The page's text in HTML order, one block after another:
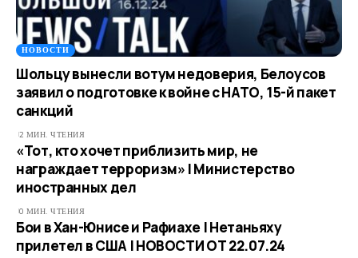
НОВОСТИ
Шольцу вынесли вотум недоверия, Белоусов
заявил о подготовке к войне с НАТО, 15-й пакет
санкций
2 МИН. ЧТЕНИЯ
«Тот, кто хочет приблизить мир, не
награждает терроризм» | Министерство
иностранных дел
0 МИН. ЧТЕНИЯ
Бои в Хан-Юнисе и Рафиахе | Нетаньяху
прилетел в США | НОВОСТИ ОТ 22.07.24